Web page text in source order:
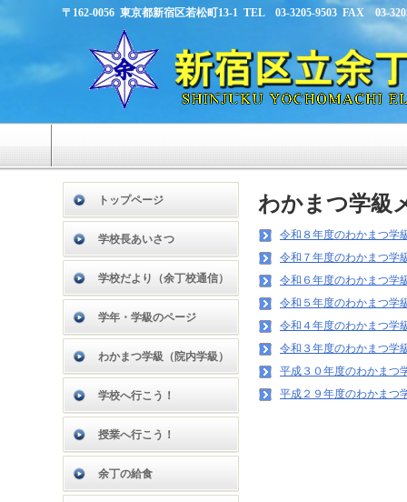
〒162-0056 東京都新宿区若松町13-1 TEL 03-3205-9503 FAX 03-
わかまつ学級
令和８年度のわかまつ学
令和７年度のわかまつ学
令和６年度のわかまつ学
令和５年度のわかまつ学
令和４年度のわかまつ学
令和３年度のわかまつ学
平成３０年度のわかまつ
平成２９年度のわかまつ
トップページ
学校長あいさつ
学校だより（余丁校通信）
学年・学級のページ
わかまつ学級（院内学級）
学校へ行こう！
授業へ行こう！
余丁の給食